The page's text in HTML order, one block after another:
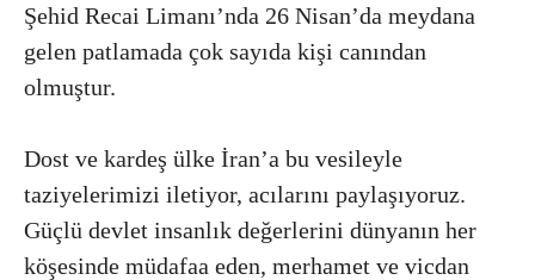
Şehid Recai Limanı’nda 26 Nisan’da meydana
gelen patlamada çok sayıda kişi canından
olmuştur.
Dost ve kardeş ülke İran’a bu vesileyle
taziyelerimizi iletiyor, acılarını paylaşıyoruz.
Güçlü devlet insanlık değerlerini dünyanın her
köşesinde müdafaa eden, merhamet ve vicdan